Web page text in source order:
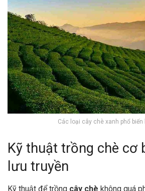
Các loại cây chè xanh phổ biến
Kỹ thuật trồng chè cơ
lưu truyền
Kỹ thuật để trồng cây chè không quá